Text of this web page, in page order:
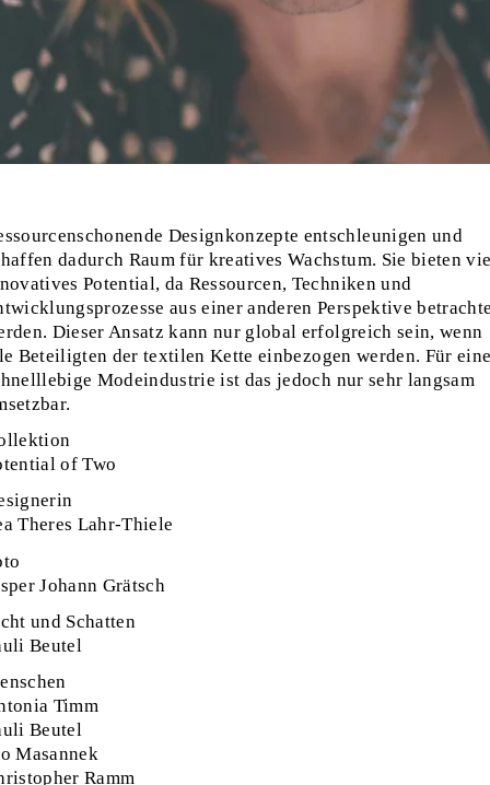
Designkonzepte entschleunigen und
dadurch Raum für kreatives Wachstum. Sie bieten
Potential, da Ressourcen, Techniken und
aus einer anderen Perspektive
Dieser Ansatz kann nur global erfolgreich sein, wenn
Beteiligten der textilen Kette einbezogen werden. Für
Modeindustrie ist das jedoch nur sehr langsam
of Two
Theres Lahr-Thiele
Johann Grätsch
und Schatten
Beutel
Timm
Beutel
Masannek
Ramm